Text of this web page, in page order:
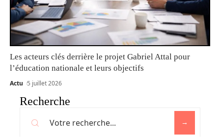
Les acteurs clés derrière le projet Gabriel Attal pour
l’éducation nationale et leurs objectifs
Actu 5 juillet 2026
Recherche